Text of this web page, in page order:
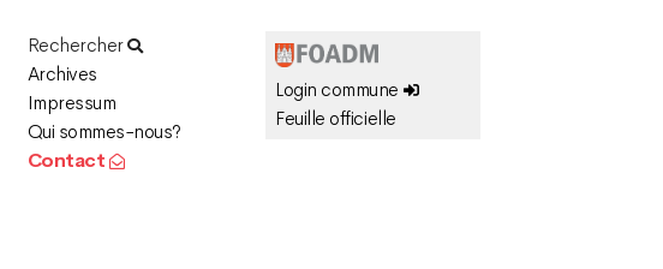
Rechercher
Archives
Impressum
Qui sommes-nous?
Contact
Login commune
Feuille officielle